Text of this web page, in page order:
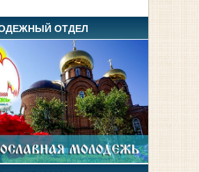
ОТДЕЛ